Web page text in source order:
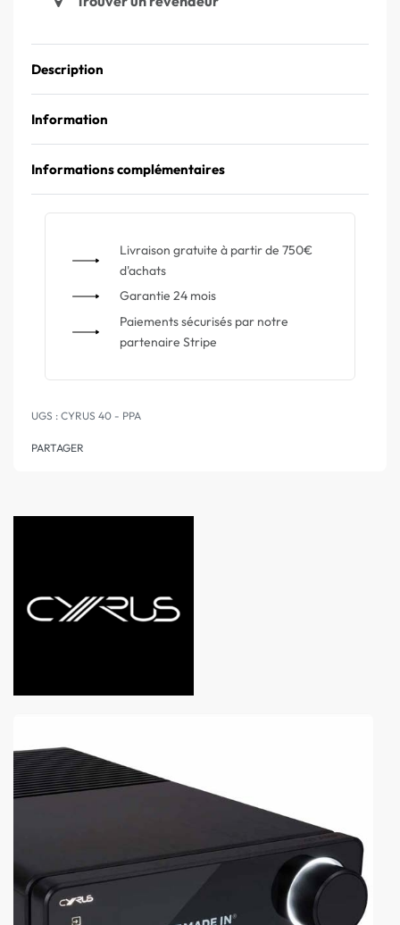
Description
Information
Informations complémentaires
Livraison gratuite à partir de 750€
d'achats
Garantie 24 mois
Paiements sécurisés par notre
partenaire Stripe
CYRUS 40 - PPA
PARTAGER